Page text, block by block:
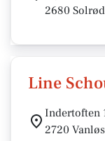
2680
Line
Indertoften
2720